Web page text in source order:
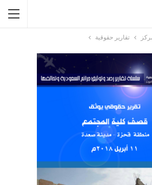
تقارير حقوقية